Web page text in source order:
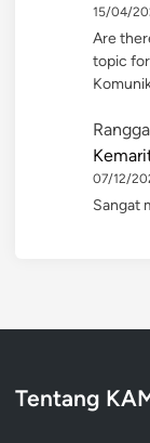
15/04/
Are
topic
07/12/
Sangat
Tentang